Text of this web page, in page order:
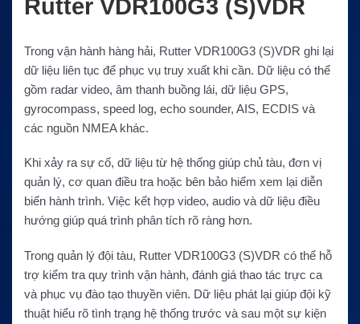
Rutter VDR100G3 (S)VDR
Trong vận hành hàng hải, Rutter VDR100G3 (S)VDR ghi lại
dữ liệu liên tục để phục vụ truy xuất khi cần. Dữ liệu có thể
gồm radar video, âm thanh buồng lái, dữ liệu GPS,
gyrocompass, speed log, echo sounder, AIS, ECDIS và
các nguồn NMEA khác.
Khi xảy ra sự cố, dữ liệu từ hệ thống giúp chủ tàu, đơn vị
quản lý, cơ quan điều tra hoặc bên bảo hiểm xem lại diễn
biến hành trình. Việc kết hợp video, audio và dữ liệu điều
hướng giúp quá trình phân tích rõ ràng hơn.
Trong quản lý đội tàu, Rutter VDR100G3 (S)VDR có thể hỗ
trợ kiểm tra quy trình vận hành, đánh giá thao tác trực ca
và phục vụ đào tạo thuyền viên. Dữ liệu phát lại giúp đội kỹ
thuật hiểu rõ tình trạng hệ thống trước và sau một sự kiện